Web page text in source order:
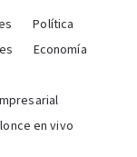
Política
Economía
en vivo